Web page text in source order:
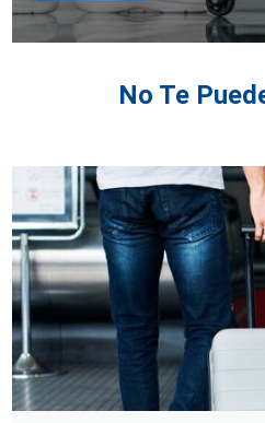
No Te